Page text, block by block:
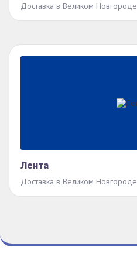
Доставка в Великом Новгороде
Лента
Доставка в Великом Новгороде